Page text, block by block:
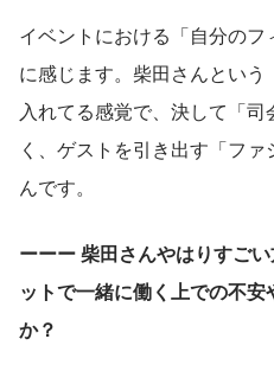
イベントにおける「自分の
に感じます。柴田さんとい
入れてる感覚で、決して「
く、ゲストを引き出す「フ
んです。
ーーー 柴田さんやはりすご
ットで一緒に働く上での不
か？